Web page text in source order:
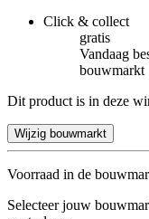
Click & collect
gratis
Vandaag
bouwmarkt
Dit product is in deze
Wijzig bouwmarkt
Voorraad in de
Selecteer jouw